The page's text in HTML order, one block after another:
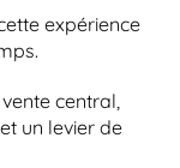
expérience
central,
un levier de